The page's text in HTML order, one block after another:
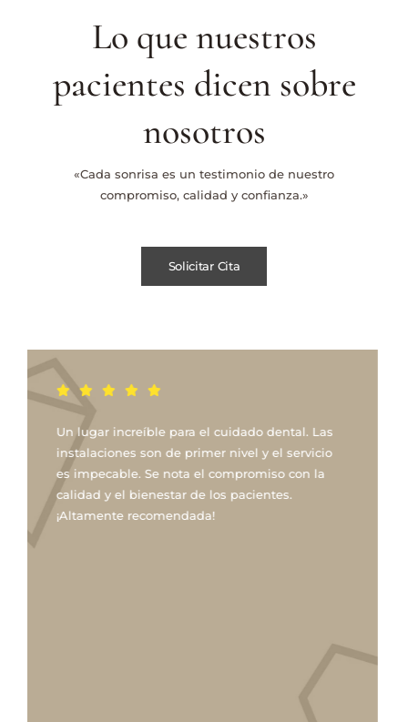
Lo que nuestros
pacientes dicen sobre
nosotros
«Cada sonrisa es un testimonio de nuestro
compromiso, calidad y confianza.»
Solicitar Cita
Excelente centro de Odontología, profesionales
altamente capacitados de manera nacional e
internacional , lo recomiendo al 100 , su forma
de atender y brindar sus servicios son eficaz y
muy cordiales , cubren todas nuestras